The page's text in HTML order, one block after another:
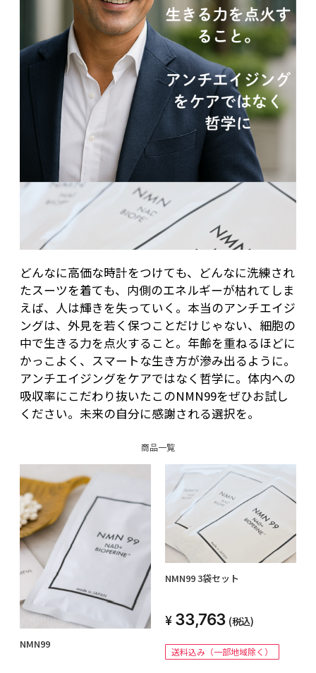
NAD+は、細胞のエネルギー生産やDNA修復、エイ
ジングケアにも寄与する物質です。
そのため、NMNをサプリメントとして摂取するこ
とは、若さや健康を保つために有効とされていま
NMNの主な効果として、まず挙げられるのがエネ
ルギーの向上です。
若い頃は体内のNAD+が豊富に存在しますが、加齢
とともにその量は減少します。
NMNを摂取することで、NAD+のレベルを増やし、
細胞のエネルギー生産をサポートすることが可能で
す。
ると言われています。
また、NMNにはエイジングケアの効果も期待され
ています。
老化の進行は、細胞の損傷や機能低下によって引き
起こされますが、NAD+はこれらの修復を助ける役
割があります。
NMNを補うことで、細胞の健康を保ち、エイジン
グケアに伴う様々な問題を軽減する手助けとなりま
研究によって、NMNの摂取は記憶力や集中力の向
上に繋がり、NAD+は脳の神経細胞にも重要とされ
ています。
これにより、年齢と共に気になる記憶力の低下に対
する対策としても注目されています。
NMNは若さの追求に欠かせない成分として、様々
な効果が期待されているのです。
どんなに高価な時計をつけても、どんなに洗練され
たスーツを着ても、内側のエネルギーが枯れてしま
えば、人は輝きを失っていく。本当のアンチエイジ
ングは、外見を若く保つことだけじゃない、細胞の
中で生きる力を点火すること。年齢を重ねるほどに
かっこよく、スマートな生き方が滲み出るように。
アンチエイジングをケアではなく哲学に。体内への
吸収率にこだわり抜いたこのNMN99をぜひお試し
ください。未来の自分に感謝される選択を。
商品一覧
NMN99
NMN99 3袋セット
33,763 (税込)
送料込み（一部地域除く）